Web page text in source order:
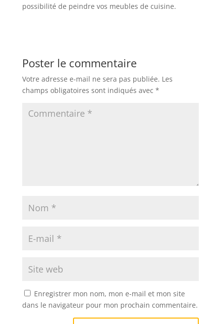
possibilité de peindre vos meubles de cuisine.
Poster le commentaire
Votre adresse e-mail ne sera pas publiée. Les
champs obligatoires sont indiqués avec *
Enregistrer mon nom, mon e-mail et mon site
dans le navigateur pour mon prochain commentaire.